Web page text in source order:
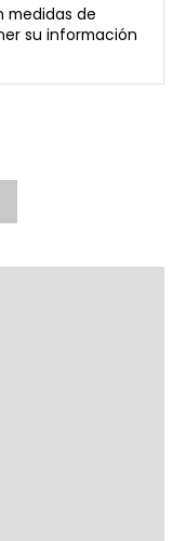
medidas de
su información